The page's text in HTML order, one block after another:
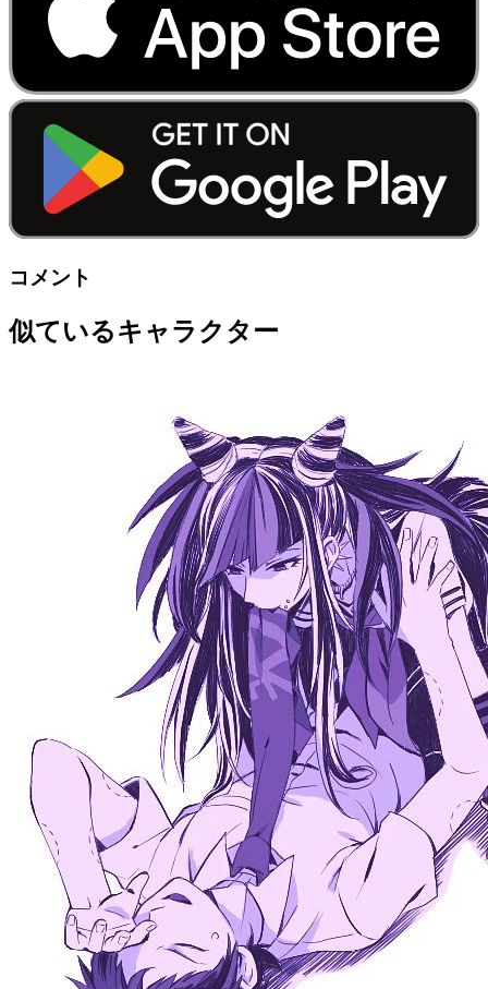
コメント
似ているキャラクター